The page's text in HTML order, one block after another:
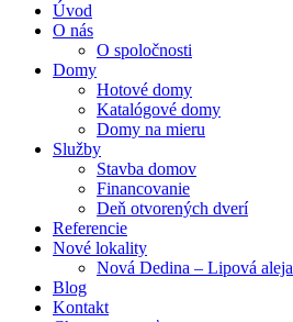
Úvod
O nás
O spoločnosti
Domy
Hotové domy
Katalógové domy
Domy na mieru
Služby
Stavba domov
Financovanie
Deň otvorených dverí
Referencie
Nové lokality
Nová Dedina – Lipová aleja
Blog
Kontakt